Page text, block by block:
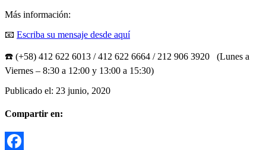
Más información:
📧 Escriba su mensaje desde aquí
☎️ (+58) 412 622 6013 / 412 622 6664 / 212 906 3920 (Lunes a
Viernes – 8:30 a 12:00 y 13:00 a 15:30)
Publicado el: 23 junio, 2020
Compartir en: